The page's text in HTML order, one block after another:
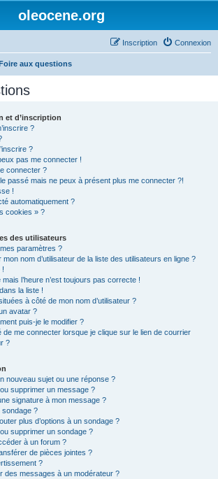
oleocene.org
Connexion
Inscription
aux questions
et d’inscription
?
?
pas me connecter !
connecter ?
passé mais ne peux à présent plus me connecter ?!
!
automatiquement ?
cookies » ?
des utilisateurs
paramètres ?
nom d’utilisateur de la liste des utilisateurs en ligne ?
!
l’heure n’est toujours pas correcte !
la liste !
à côté de mon nom d’utilisateur ?
avatar ?
puis-je le modifier ?
de me connecter lorsque je clique sur le lien de courrier
?
nouveau sujet ou une réponse ?
supprimer un message ?
signature à mon message ?
sondage ?
plus d’options à un sondage ?
supprimer un sondage ?
à un forum ?
de pièces jointes ?
?
des messages à un modérateur ?